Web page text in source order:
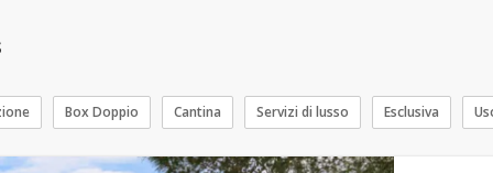
Box Doppio Cantina Servizi di lusso Esclusiva